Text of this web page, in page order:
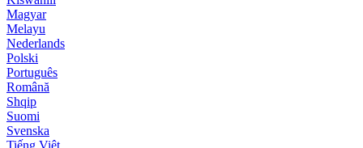
Magyar
Melayu
Nederlands
Polski
Português
Română
Shqip
Suomi
Svenska
Tiếng Việt